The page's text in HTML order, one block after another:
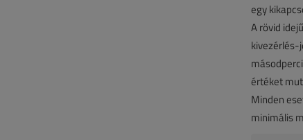
egy
A rövid
kivezérlés-
értéket
Minden
minimális